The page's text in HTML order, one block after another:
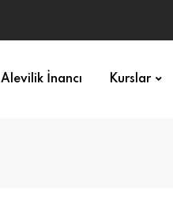
Alevilik İnancı Kurslar